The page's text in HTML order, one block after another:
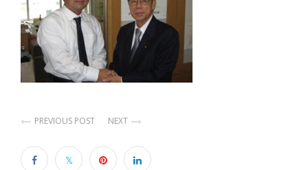
PREVIOUS POST NEXT